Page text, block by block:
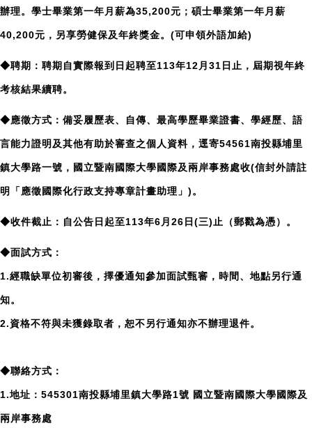
辦理。學士畢業第一年月薪為35,200元；碩士畢業第一年月薪
40,200元，另享勞健保及年終獎金。(可申領外語加給)
◆聘期：聘期 自實際報到日起聘至113年12月31日止，屆期視年終
考核結果續聘。
◆應徵方式：備妥履歷表、自傳、最高學歷畢業證書、學經歷、語
言能力證明及其他有助於審查之個人資料，逕寄54561南投縣埔里
鎮大學路一號，國立暨南國際大學國際及兩岸事務處收(信封外請註
明「應徵國際化行政支持專章計畫助理」)。
◆收件截止：自公告日起至113年6月26日(三)止（郵戳為憑）。
◆面試方式：
1.經職缺單位初審後，擇優通知參加面試甄審，時間、地點另行通
知。
2.資格不符與未獲錄取者，恕不另行通知亦不辦理退件。
◆聯絡方式：
1.地址：545301南投縣埔里鎮大學路1號 國立暨南國際大學國際及
兩岸事務處